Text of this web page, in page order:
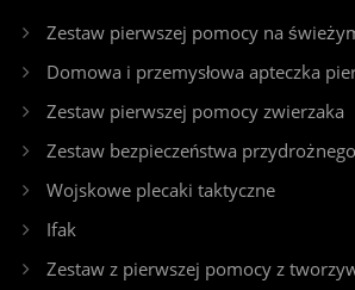
Zestaw pierwszej pomocy na
Domowa i przemysłowa apteczka
Zestaw pierwszej pomocy zwierzaka
Zestaw bezpieczeństwa przydrożnego
Wojskowe plecaki taktyczne
Ifak
Zestaw z pierwszej pomocy z